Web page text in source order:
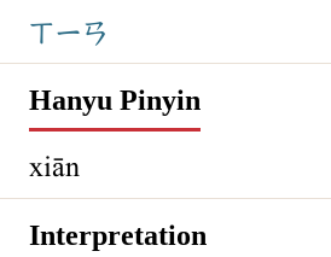
ㄒㄧㄢ
Hanyu Pinyin
xiān
Interpretation